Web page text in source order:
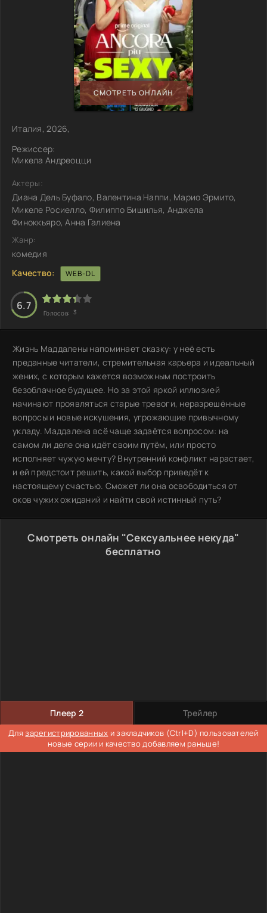
СМОТРЕТЬ ОНЛАЙН
Италия, 2026,
Режиссер:
Микела Андреоцци
Актеры:
Диана Дель Буфало, Валентина Наппи, Марио Эрмито,
Микеле Росиелло, Филиппо Бишилья, Анджела
Финоккьяро, Анна Галиена
Жанр:
комедия
Качество:
WEB-DL
6.7
Голосов: 3
Жизнь Маддалены напоминает сказку: у неё есть
преданные читатели, стремительная карьера и идеальный
жених, с которым кажется возможным построить
безоблачное будущее. Но за этой яркой иллюзией
начинают проявляться старые тревоги, неразрешённые
вопросы и новые искушения, угрожающие привычному
укладу. Маддалена всё чаще задаётся вопросом: на
самом ли деле она идёт своим путём, или просто
исполняет чужую мечту? Внутренний конфликт нарастает,
и ей предстоит решить, какой выбор приведёт к
настоящему счастью. Сможет ли она освободиться от
оков чужих ожиданий и найти свой истинный путь?
Смотреть онлайн "Сексуальнее некуда"
бесплатно
Плеер 2 Трейлер
Длязарегистрированных и закладчиков (Ctrl+D) пользователей
новые серии и качество добавляем раньше!